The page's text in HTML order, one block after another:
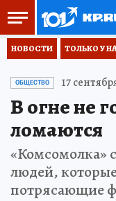
НОВОСТИ ТОЛЬКО У
ОБЩЕСТВО 17
В огне не
ломаются
«Комсомолка»
людей,
потрясающие